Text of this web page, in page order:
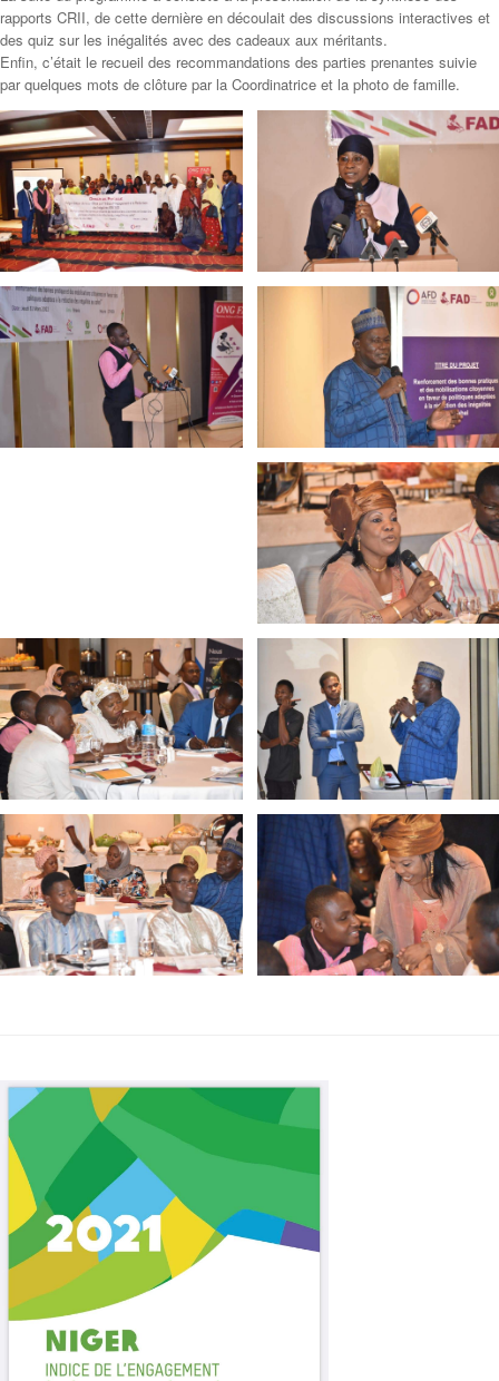
rapports CRII, de cette dernière en découlait des discussions interactives et
des quiz sur les inégalités avec des cadeaux aux méritants.
Enfin, c’était le recueil des recommandations des parties prenantes suivie
par quelques mots de clôture par la Coordinatrice et la photo de famille.